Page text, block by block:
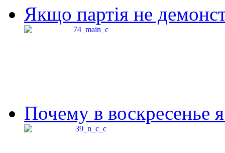
Якщо партія не
Почему в воскресенье